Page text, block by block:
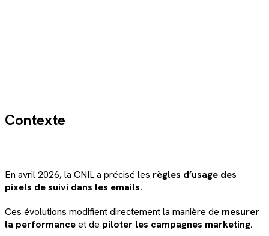
Contexte
En avril 2026, la CNIL a précisé les règles d’usage des
pixels de suivi dans les emails.
Ces évolutions modifient directement la manière de mesurer
la performanceet de piloter les campagnes marketing.